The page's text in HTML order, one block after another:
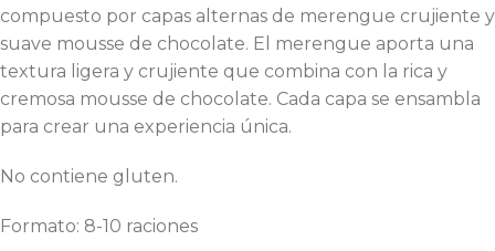
compuesto por capas alternas de merengue crujiente y
suave mousse de chocolate. El merengue aporta una
textura ligera y crujiente que combina con la rica y
cremosa mousse de chocolate. Cada capa se ensambla
para crear una experiencia única.
No contiene gluten.
Formato: 8-10 raciones